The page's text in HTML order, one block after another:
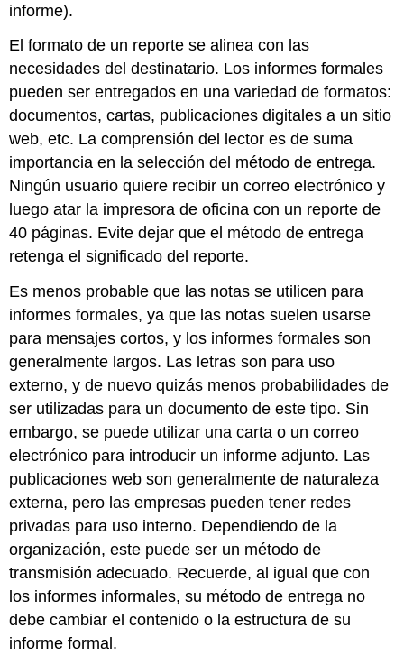
informe).
El formato de un reporte se alinea con las
necesidades del destinatario. Los informes formales
pueden ser entregados en una variedad de formatos:
documentos, cartas, publicaciones digitales a un sitio
web, etc. La comprensión del lector es de suma
importancia en la selección del método de entrega.
Ningún usuario quiere recibir un correo electrónico y
luego atar la impresora de oficina con un reporte de
40 páginas. Evite dejar que el método de entrega
retenga el significado del reporte.
Es menos probable que las notas se utilicen para
informes formales, ya que las notas suelen usarse
para mensajes cortos, y los informes formales son
generalmente largos. Las letras son para uso
externo, y de nuevo quizás menos probabilidades de
ser utilizadas para un documento de este tipo. Sin
embargo, se puede utilizar una carta o un correo
electrónico para introducir un informe adjunto. Las
publicaciones web son generalmente de naturaleza
externa, pero las empresas pueden tener redes
privadas para uso interno. Dependiendo de la
organización, este puede ser un método de
transmisión adecuado. Recuerde, al igual que con
los informes informales, su método de entrega no
debe cambiar el contenido o la estructura de su
informe formal.